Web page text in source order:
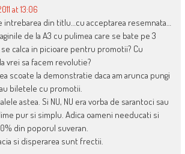
at 13:06
intrebarea din titlu…cu acceptarea resemnata…
de la A3 cu pulimea care se bate pe 3
se calca in picioare pentru promotii? Cu
vrei sa facem revolutie?
scoate la demonstratie daca am arunca pungi
biletele cu promotii.
astea. Si NU, NU era vorba de sarantoci sau
pur si simplu. Adica oameni needucati si
din poporul suveran.
si disperarea sunt frectii.